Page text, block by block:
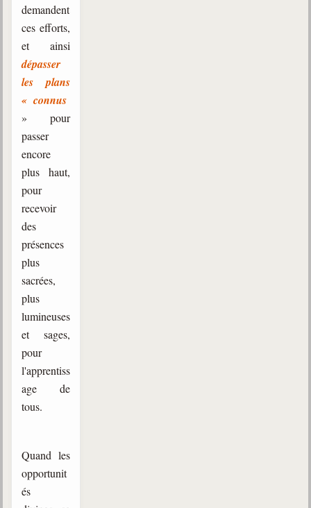
demandent
ces efforts,
et ainsi
dépasser
les plans
« connus
» pour
passer
encore
plus haut,
pour
recevoir
des
présences
plus
sacrées,
plus
lumineuses
et sages,
pour
l'apprentiss
age de
tous.
Quand les
opportunit
és